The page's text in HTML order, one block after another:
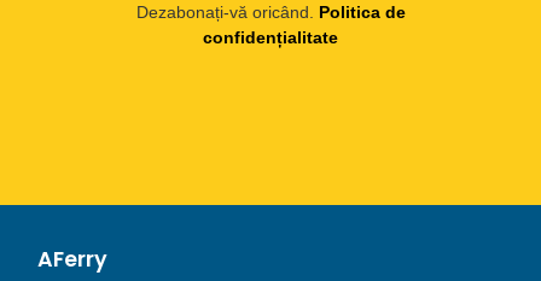
Dezabonați-vă oricând.
Politica de
confidențialitate
AFerry